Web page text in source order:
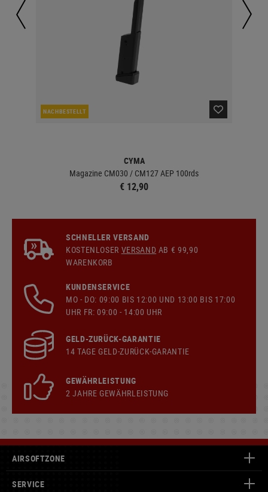
NACHBESTELLT
CYMA
Magazine CM030 / CM127 AEP 100rds
€ 12,90
SCHNELLER VERSAND
KOSTENLOSER VERSAND AB € 99,90
WARENKORB
KUNDENSERVICE
MO - DO: 09:00 BIS 12:00 UND 13:00 BIS 17:00
UHR FR: 09:00 - 14:00 UHR
GELD-ZURÜCK-GARANTIE
14 TAGE GELD-ZURÜCK-GARANTIE
GEWÄHRLEISTUNG
2 JAHRE GEWÄHRLEISTUNG
AIRSOFTZONE
SERVICE